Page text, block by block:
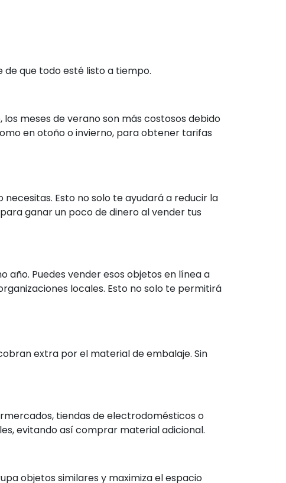
que todo esté listo a tiempo.
meses de verano son más costosos debido
en otoño o invierno, para obtener tarifas
Esto no solo te ayudará a reducir la
ganar un poco de dinero al vender tus
año. Puedes vender esos objetos en línea a
locales. Esto no solo te permitirá
extra por el material de embalaje. Sin
tiendas de electrodomésticos o
evitando así comprar material adicional.
objetos similares y maximiza el espacio